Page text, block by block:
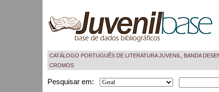
CATÁLOGO PORTUGUÊS DE LITERATURA JUVENIL, BANDA
CROMOS
Pesquisar em: